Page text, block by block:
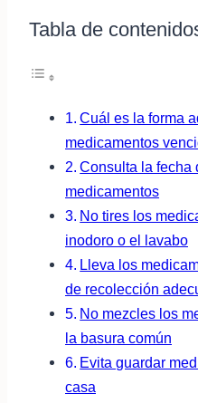
Tabla de
Cuál es la forma
medicamentos
Consulta la fecha
medicamentos
No tires los
inodoro o el lavabo
Lleva los
de recolección
No mezcles los
la basura común
Evita guardar
casa